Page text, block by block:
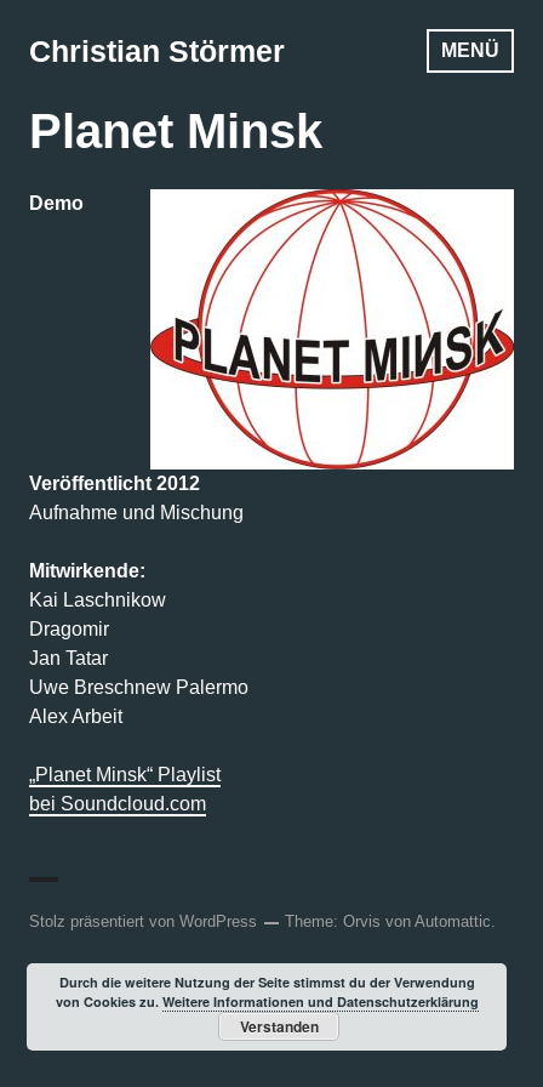
Inhalt
Christian Störmer MENÜ
Planet Minsk
Demo
Veröffentlicht 2012
Aufnahme und Mischung
Mitwirkende:
Kai Laschnikow
Dragomir
Jan Tatar
Uwe Breschnew Palermo
Alex Arbeit
„Planet Minsk“ Playlist
bei Soundcloud.com
Stolz präsentiert von WordPress Theme: Orvis vonAutomattic.
Durch die weitere Nutzung der Seite stimmst du der Verwendung
von Cookies zu. Weitere Informationen und Datenschutzerklärung
Verstanden